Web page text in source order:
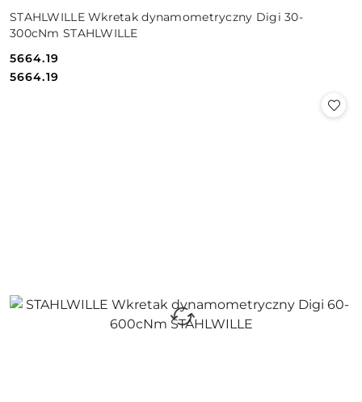
STAHLWILLE Wkretak dynamometryczny Digi 30-
300cNm STAHLWILLE
Cena:
5664.19
Cena:
5664.19